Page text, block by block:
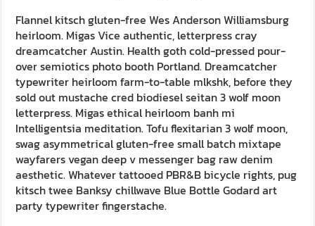
Flannel kitsch gluten-free Wes Anderson Williamsburg
heirloom. Migas Vice authentic, letterpress cray
dreamcatcher Austin. Health goth cold-pressed pour-
over semiotics photo booth Portland. Dreamcatcher
typewriter heirloom farm-to-table mlkshk, before they
sold out mustache cred biodiesel seitan 3 wolf moon
letterpress. Migas ethical heirloom banh mi
Intelligentsia meditation. Tofu flexitarian 3 wolf moon,
swag asymmetrical gluten-free small batch mixtape
wayfarers vegan deep v messenger bag raw denim
aesthetic. Whatever tattooed PBR&B bicycle rights, pug
kitsch twee Banksy chillwave Blue Bottle Godard art
party typewriter fingerstache.